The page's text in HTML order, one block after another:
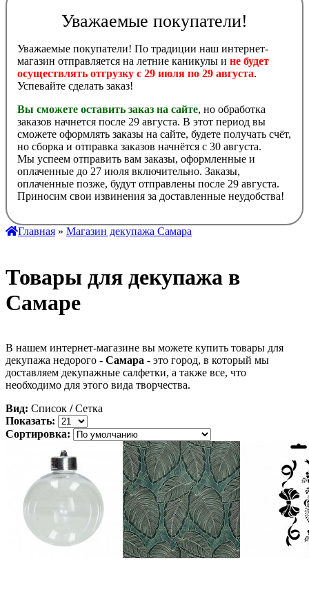
Уважаемые покупатели!
Уважаемые покупатели! По традиции наш интернет-
магазин отправляется на летние каникулы и не будет
осуществлять отгрузку с 29 июля по 29 августа.
Успевайте сделать заказ!
Вы сможете оставить заказ на сайте, но обработка
заказов начнется после 29 августа. В этот период вы
сможете оформлять заказы на сайте, будете получать счёт,
но сборка и отправка заказов начнётся с 30 августа.
Мы успеем отправить вам заказы, оформленные и
оплаченные до 27 июля включительно. Заказы,
оплаченные позже, будут отправлены после 29 августа.
Приносим свои извинения за доставленные неудобства!
Главная » Магазин декупажа Самара
Товары для декупажа в
Самаре
В нашем интернет-магазине вы можете купить товары для
декупажа недорого - Самара - это город, в который мы
доставляем декупажные салфетки, а также все, что
необходимо для этого вида творчества.
Вид: Список / Сетка
Показать:
Сортировка: